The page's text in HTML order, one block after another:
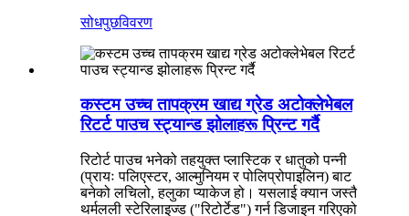
सोधपुछविवरण
कस्टम उच्च तापक्रम खाद्य ग्रेड अटोक्लेभेबल
रिटर्ट पाउच स्ट्यान्ड झोलाहरू प्रिन्ट गर्दै
रिटोर्ट पाउच भनेको तहयुक्त प्लास्टिक र धातुको पन्नी
(प्रायः पलिएस्टर, आल्मुनियम र पोलिप्रोपाइलिन) बाट
बनेको लचिलो, हलुका प्याकेज हो। यसलाई क्यान जस्तै
थर्मलली स्टेरिलाइज्ड ("रिटोर्टेड") गर्न डिजाइन गरिएको